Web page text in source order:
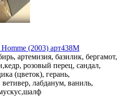
(2003) арт438M
артемизия, базилик, бергамот,
розовый перец, сандал,
(цветок), герань,
лабданум, ваниль,